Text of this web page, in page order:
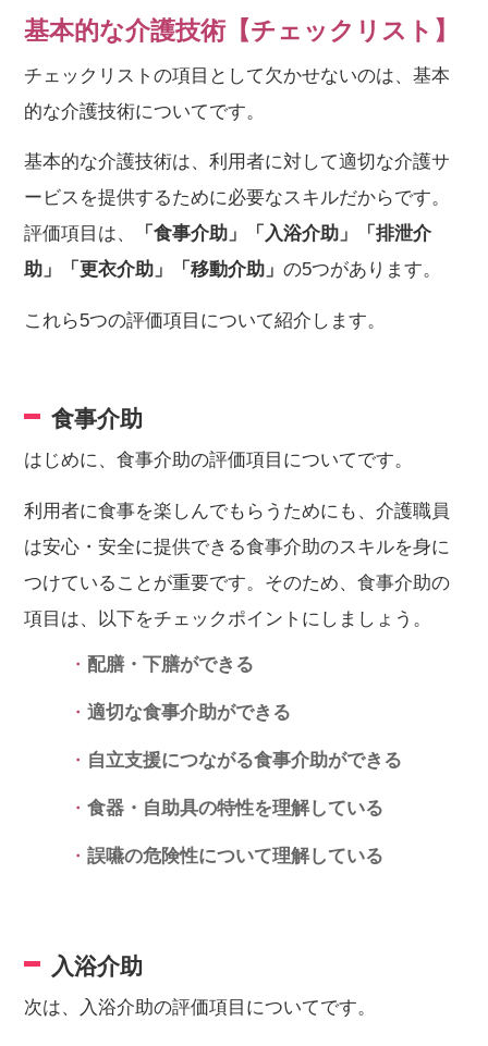
基本的な介護技術【チェックリスト】
チェックリストの項目として欠かせないのは、基本
的な介護技術についてです。
基本的な介護技術は、利用者に対して適切な介護サ
ービスを提供するために必要なスキルだからです。
評価項目は、
「食事介助」「入浴介助」「排泄介
助」「更衣介助」「移動介助」の5つがあります。
これら5つの評価項目について紹介します。
食事介助
はじめに、食事介助の評価項目についてです。
利用者に食事を楽しんでもらうためにも、介護職員
は安心・安全に提供できる食事介助のスキルを身に
つけていることが重要です。そのため、食事介助の
項目は、以下をチェックポイントにしましょう。
配膳・下膳ができる
適切な食事介助ができる
自立支援につながる食事介助ができる
食器・自助具の特性を理解している
誤嚥の危険性について理解している
入浴介助
次は、入浴介助の評価項目についてです。